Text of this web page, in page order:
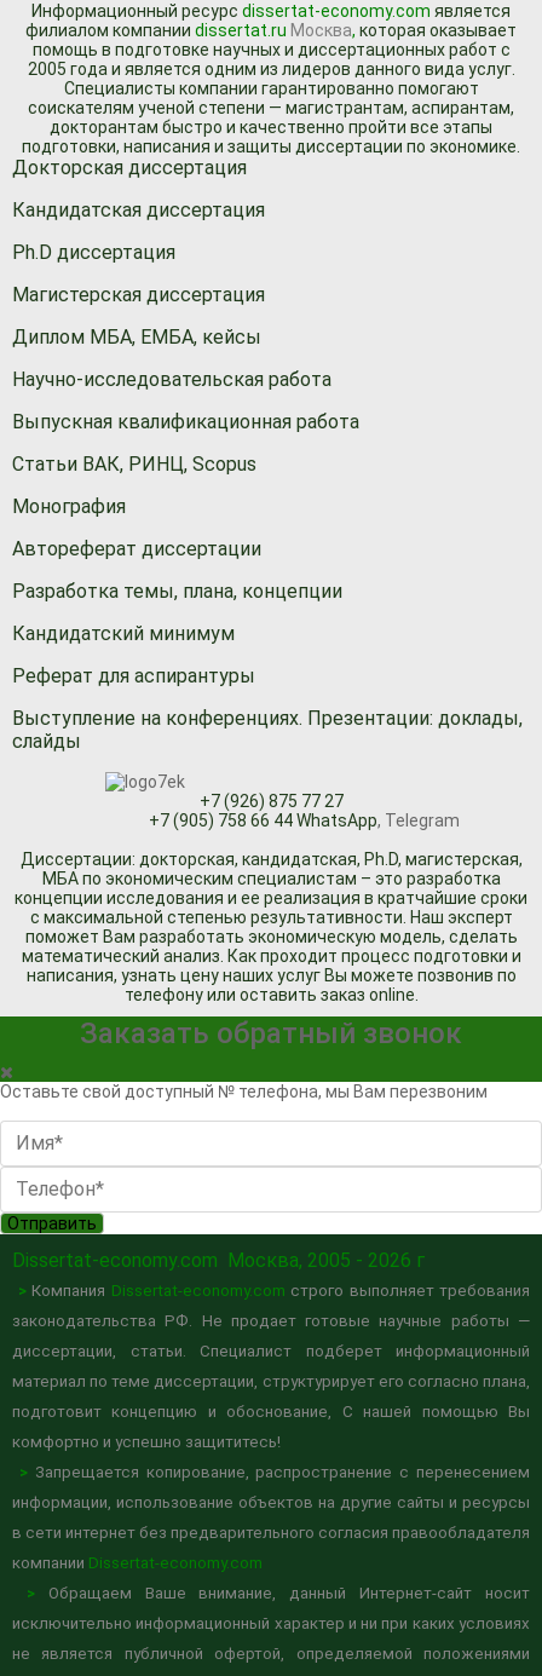
Информационный ресурc dissertat-economy.com является
филиалом компании dissertat.ru Москва, которая оказывает
помощь в подготовке научных и диссертационных работ с
2005 года и является одним из лидеров данного вида услуг.
Специалисты компании гарантированно помогают
соискателям ученой степени — магистрантам, аспирантам,
докторантам быстро и качественно пройти все этапы
подготовки, написания и защиты диссертации по экономике.
Докторская диссертация
Кандидатская диссертация
Ph.D диссертация
Магистерская диссертация
Диплом МБА, ЕМБА, кейсы
Научно-исследовательская работа
Выпускная квалификационная работа
Статьи ВАК, РИНЦ, Scopus
Монография
Автореферат диссертации
Разработка темы, плана, концепции
Кандидатский минимум
Реферат для аспирантуры
Выступление на конференциях. Презентации: доклады,
слайды
+7 (926) 875 77 27
+7 (905) 758 66 44 WhatsApp, Telegram
Диссертации: докторская, кандидатская, Ph.D, магистерская,
МБА по экономическим специалистам – это разработка
концепции исследования и ее реализация в кратчайшие сроки
с максимальной степенью результативности. Наш эксперт
поможет Вам разработать экономическую модель, сделать
математический анализ. Как проходит процесс подготовки и
написания, узнать цену наших услуг Вы можете позвонив по
телефону или оставить заказ online.
Заказать обратный звонок
Оставьте свой доступный № телефона, мы Вам перезвоним
Отправить
Dissertat-economy.com Москва, 2005 - 2026 г
>Компания Dissertat-economy.com строго выполняет требования
законодательства РФ. Не продает готовые научные работы —
диссертации, статьи. Специалист подберет информационный
материал по теме диссертации, структурирует его согласно плана,
подготовит концепцию и обоснование, С нашей помощью Вы
комфортно и успешно защититесь!
>Запрещается копирование, распространение с перенесением
информации, использование объектов на другие сайты и ресурсы
в сети интернет без предварительного согласия правообладателя
компании Dissertat-economy.com
>Обращаем Ваше внимание, данный Интернет-сайт носит
исключительно информационный характер и ни при каких условиях
не является публичной офертой, определяемой положениями